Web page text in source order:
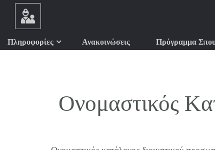
Πληροφορίες Ανακοινώσεις Πρόγραμμα
Ονομαστικός